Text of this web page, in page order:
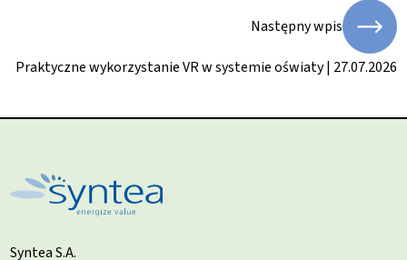
Następny wpis
Praktyczne wykorzystanie VR w systemie oświaty | 27.07.2026
Syntea S.A.